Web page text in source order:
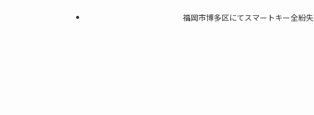
福岡市博多区にてスマートキー全紛失